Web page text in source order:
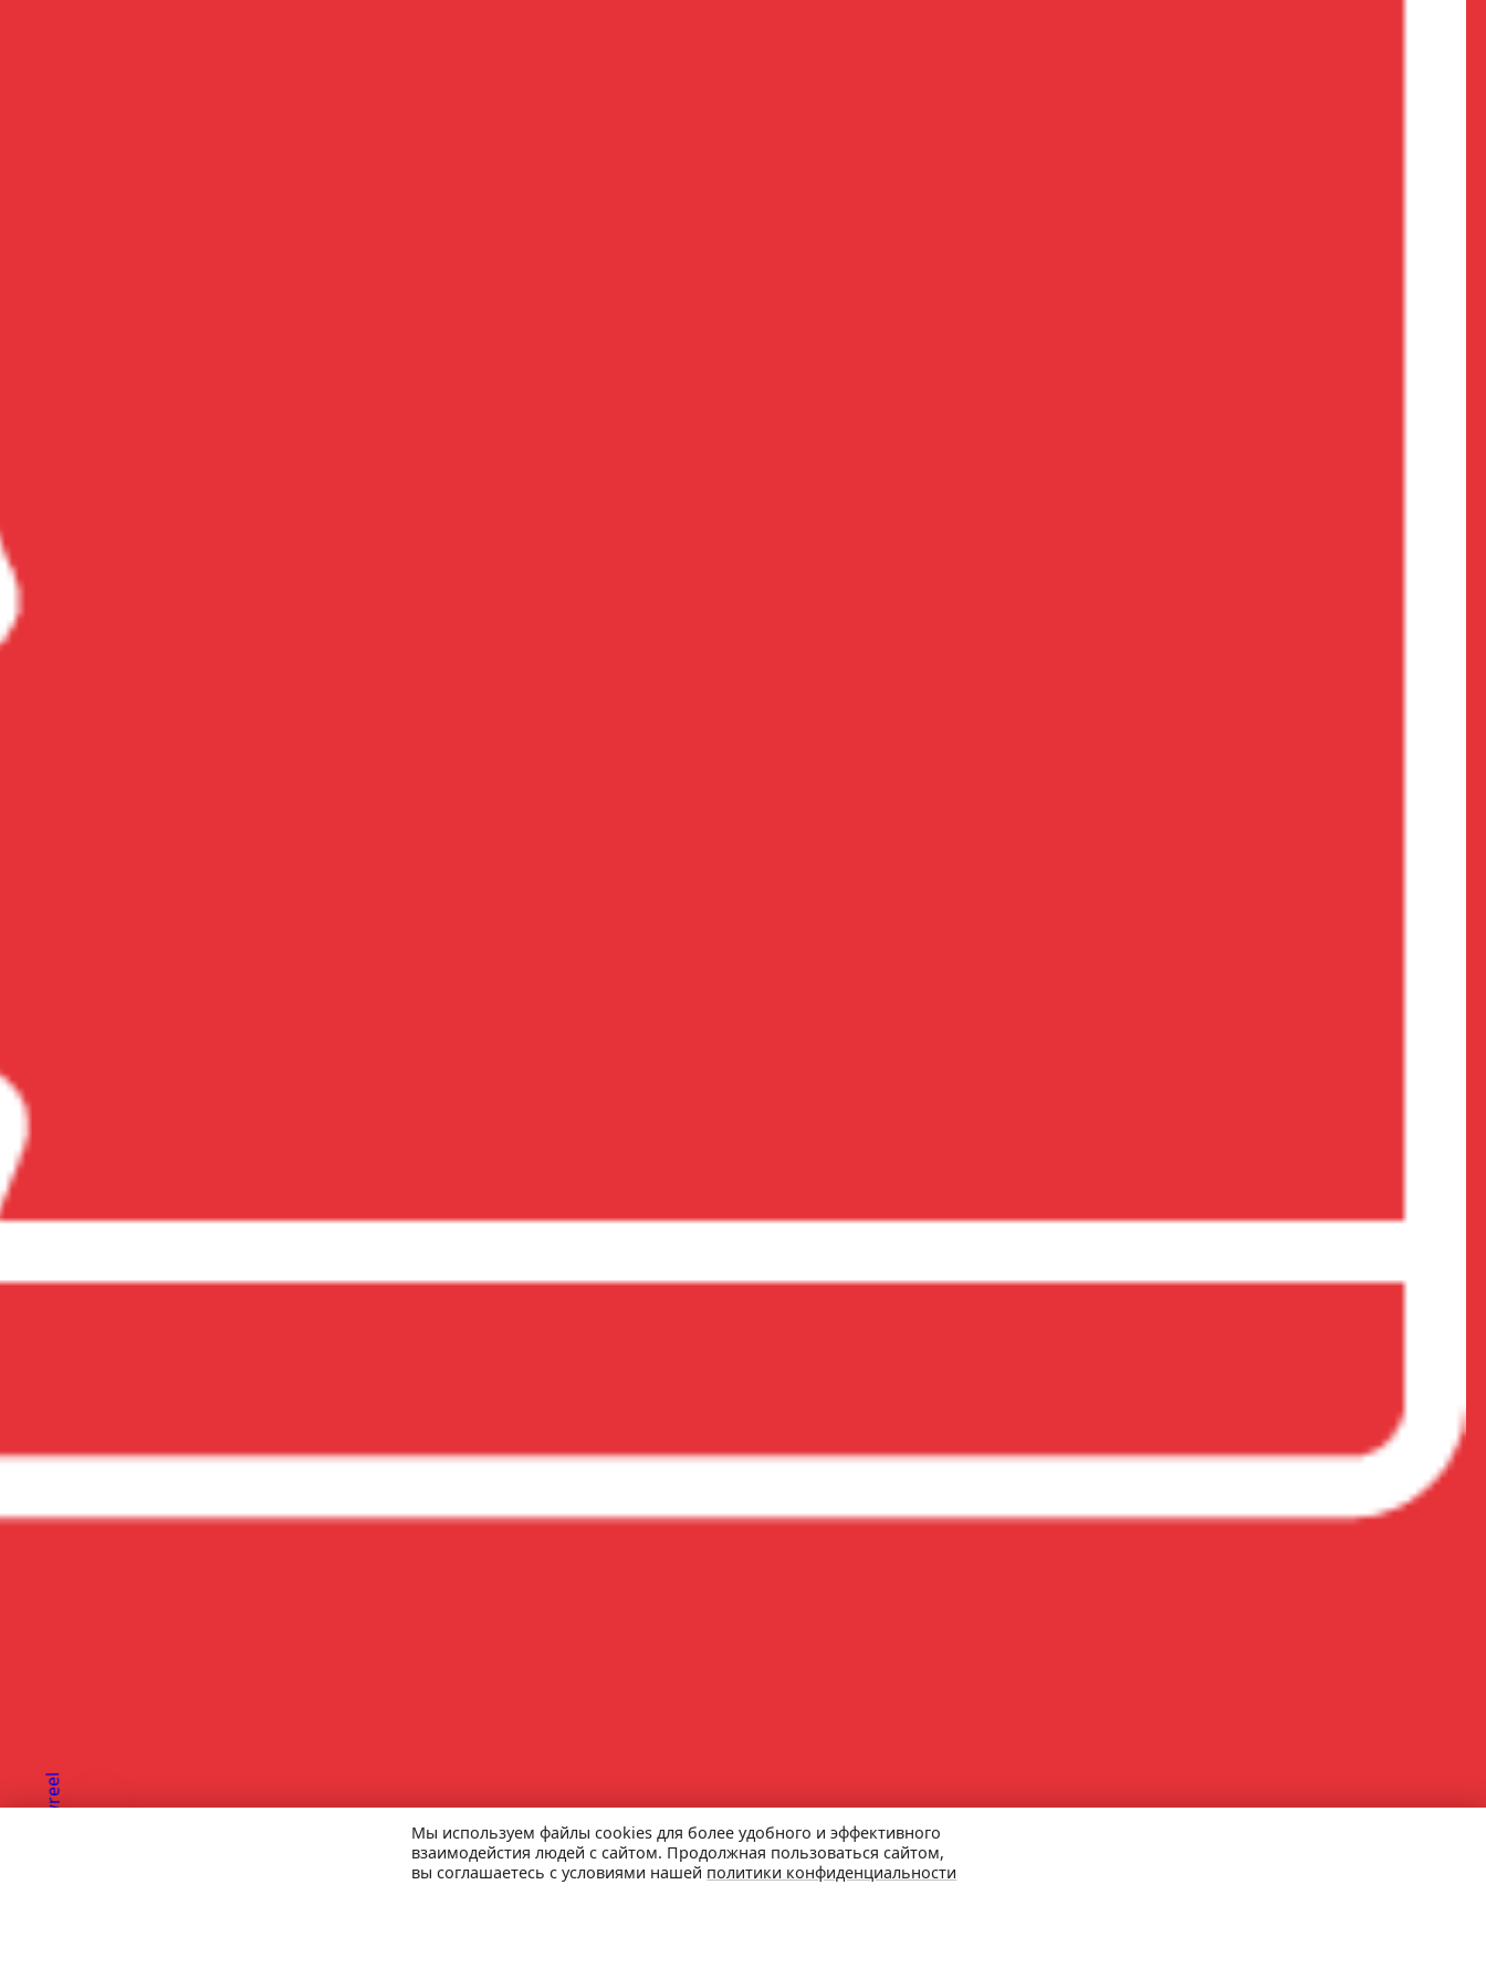
Мы используем файлы cookies для более удобного и эффективного
взаимодейстия людей с сайтом. Продолжная пользоваться сайтом,
вы соглашаетесь с условиями нашей политики конфиденциальности